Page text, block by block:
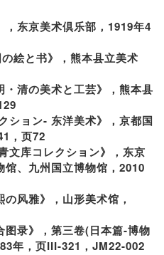
，东京美术倶乐部，1919年4
絵と书》，熊本县立美术
・清の美术と工芸》，熊本县
ション- 东洋美术》，京都国
，页72
文库コレクション》，东京
馆、九州国立博物馆，2010
の风雅》，山形美术馆，
录》，第三卷(日本篇-博物
年，页III-321，JM22-002